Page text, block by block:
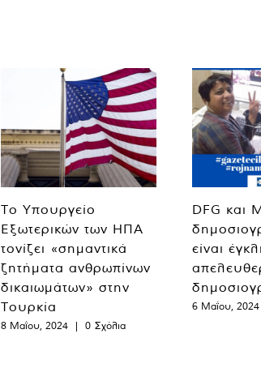
Το Υπουργείο
Εξωτερικών των ΗΠΑ
τονίζει «σημαντικά
ζητήματα ανθρωπίνων
δικαιωμάτων» στην
Τουρκία
8 Μαΐου, 2024 | 0 Σχόλια
DFG και
είναι
6 Μαΐου, 2024